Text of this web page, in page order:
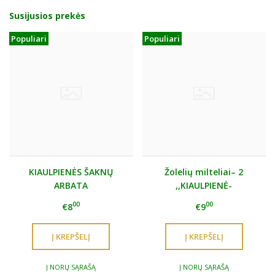
Susijusios prekės
Populiari
KIAULPIENĖS ŠAKNŲ
ARBATA
€800
Į NORŲ SĄRAŠĄ
Populiari
Žolelių milteliai– 2
,,KIAULPIENĖ-
€900
Į NORŲ SĄRAŠĄ